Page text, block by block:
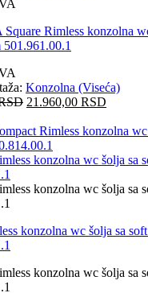
Rimless konzolna
Konzolna (Viseća)
21.960,00 RSD
konzolna wc šolja sa